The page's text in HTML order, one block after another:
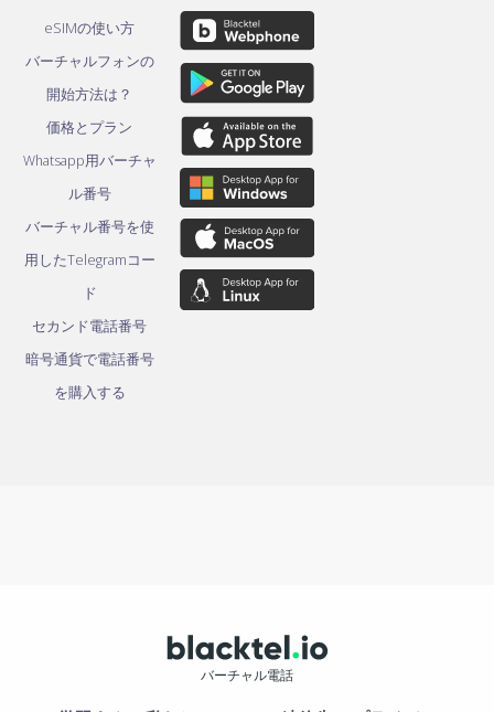
eSIMの使い方
バーチャルフォンの
開始方法は？
価格とプラン
Whatsapp用バーチャ
ル番号
バーチャル番号を使
用したTelegramコー
ド
セカンド電話番号
暗号通貨で電話番号
を購入する
バーチャル電話